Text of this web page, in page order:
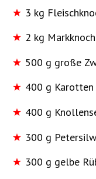
3 kg
2 kg
500 g große
400 g Karotten
400 g
300 g
300 g gelbe